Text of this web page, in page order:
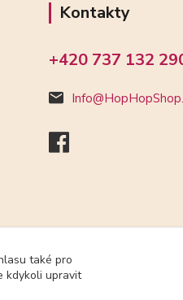
Kontakty
+420 737 132
také pro
kdykoli upravit